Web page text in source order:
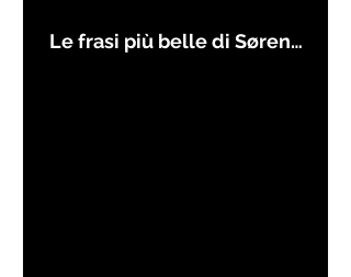
Le frasi più belle di Søren